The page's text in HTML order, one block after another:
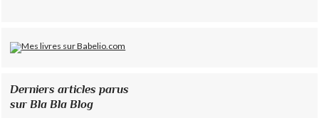
Derniers articles parus
sur Bla Bla Blog